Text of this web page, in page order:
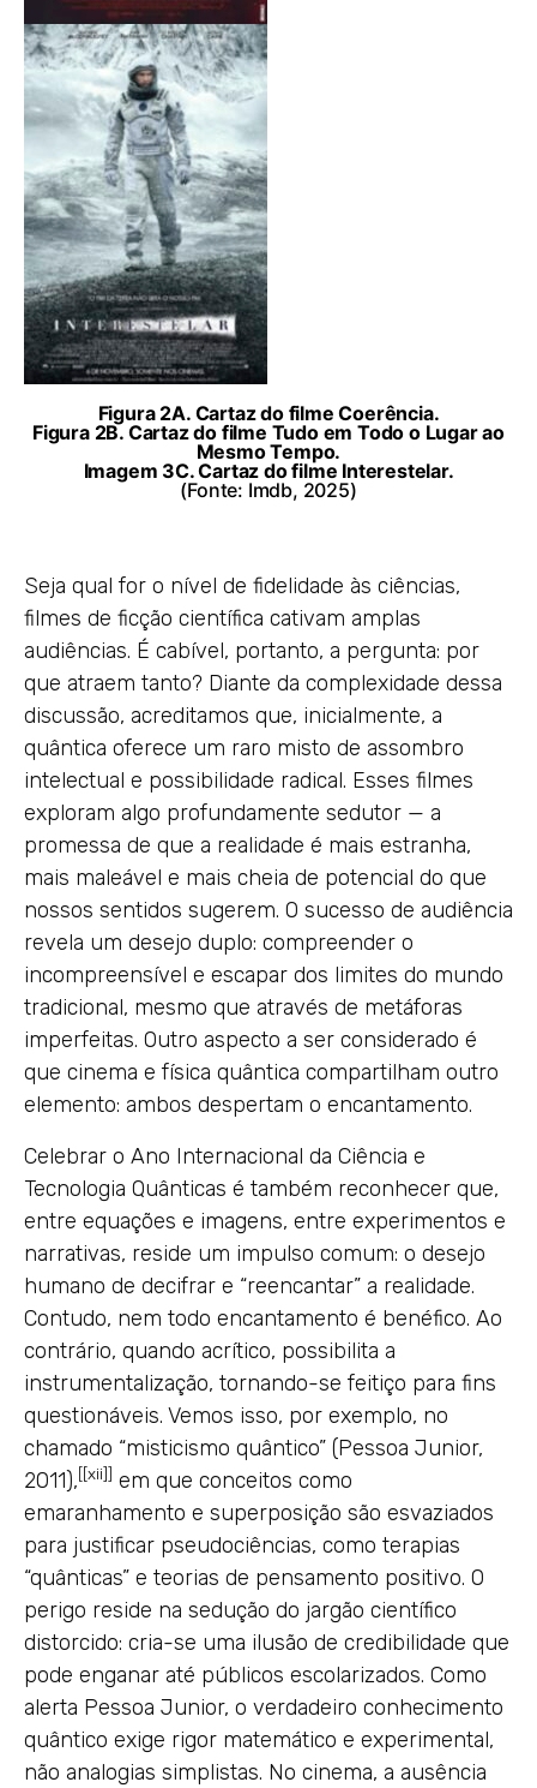
Figura2A. Cartaz do filme Coerência.
Figura 2B. Cartaz do filme Tudo em Todo o Lugar ao
Mesmo Tempo.
Imagem 3C. Cartaz do filme Interestelar.
(Fonte: Imdb, 2025)
Seja qual for o nível de fidelidade às ciências,
filmes de ficção científica cativam amplas
audiências. É cabível, portanto, a pergunta: por
que atraem tanto? Diante da complexidade dessa
discussão, acreditamos que, inicialmente, a
quântica oferece um raro misto de assombro
intelectual e possibilidade radical. Esses filmes
exploram algo profundamente sedutor — a
promessa de que a realidade é mais estranha,
mais maleável e mais cheia de potencial do que
nossos sentidos sugerem. O sucesso de audiência
revela um desejo duplo: compreender o
incompreensível e escapar dos limites do mundo
tradicional, mesmo que através de metáforas
imperfeitas. Outro aspecto a ser considerado é
que cinema e física quântica compartilham outro
elemento: ambos despertam o encantamento.
Celebrar o Ano Internacional da Ciência e
Tecnologia Quânticas é também reconhecer que,
entre equações e imagens, entre experimentos e
narrativas, reside um impulso comum: o desejo
humano de decifrar e “reencantar” a realidade.
Contudo, nem todo encantamento é benéfico. Ao
contrário, quando acrítico, possibilita a
instrumentalização, tornando-se feitiço para fins
questionáveis. Vemos isso, por exemplo, no
chamado “misticismo quântico” (Pessoa Junior,
2011),[[xii]] em que conceitos como
emaranhamento e superposição são esvaziados
para justificar pseudociências, como terapias
“quânticas” e teorias de pensamento positivo. O
perigo reside na sedução do jargão científico
distorcido: cria-se uma ilusão de credibilidade que
pode enganar até públicos escolarizados. Como
alerta Pessoa Junior, o verdadeiro conhecimento
quântico exige rigor matemático e experimental,
não analogias simplistas. No cinema, a ausência